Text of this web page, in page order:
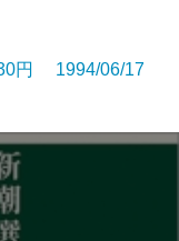
円 1994/06/17